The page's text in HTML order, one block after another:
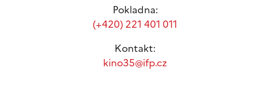
Pokladna:
(+420) 221 401 011
Kontakt:
kino35@ifp.cz